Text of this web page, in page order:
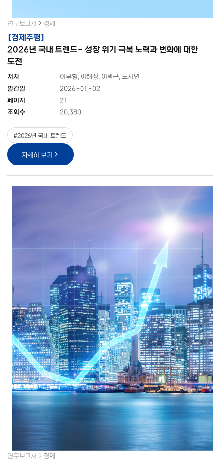
연구보고서 경제
[경제주평]
2026년 국내 트렌드- 성장 위기 극복 노력과 변화에 대한
도전
저자
이부형, 이해정, 이택근, 노시연
발간일
2026-01-02
페이지
21
조회수
20,380
#2026년 국내 트렌드
자세히 보기
연구보고서 경제